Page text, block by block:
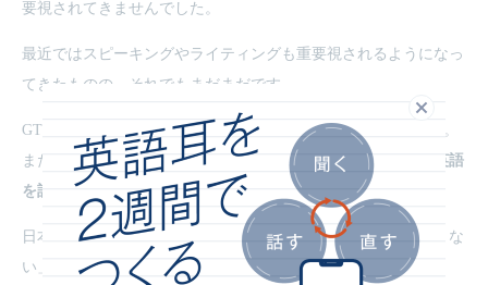
要視されてきませんでした。
最近ではスピーキングやライティングも重要視されるようになっ
てきたものの、それでもまだまだです。
GTECでは、スピーキング力やライティング力も測定できます。
またスピーキングでは、正しい表現というよりかは、伝わる英語
を話すことに重点を置いています。
日本人にありがちな「完璧な英語を目指しすぎて英会話ができな
い」といった事態を防ぐことにつながります。